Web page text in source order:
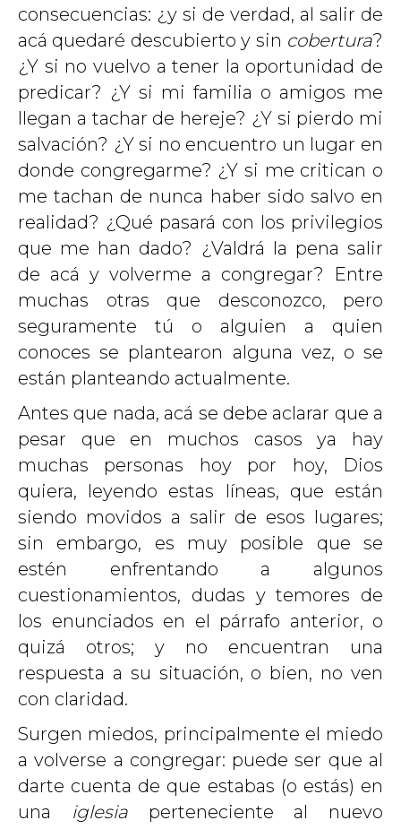
consecuencias: ¿y si de verdad, al salir de
acá quedaré descubierto y sin cobertura?
¿Y si no vuelvo a tener la oportunidad de
predicar? ¿Y si mi familia o amigos me
llegan a tachar de hereje? ¿Y si pierdo mi
salvación? ¿Y si no encuentro un lugar en
donde congregarme? ¿Y si me critican o
me tachan de nunca haber sido salvo en
realidad? ¿Qué pasará con los privilegios
que me han dado? ¿Valdrá la pena salir
de acá y volverme a congregar? Entre
muchas otras que desconozco, pero
seguramente tú o alguien a quien
conoces se plantearon alguna vez, o se
están planteando actualmente.
Antes que nada, acá se debe aclarar que a
pesar que en muchos casos ya hay
muchas personas hoy por hoy, Dios
quiera, leyendo estas líneas, que están
siendo movidos a salir de esos lugares;
sin embargo, es muy posible que se
estén enfrentando a algunos
cuestionamientos, dudas y temores de
los enunciados en el párrafo anterior, o
quizá otros; y no encuentran una
respuesta a su situación, o bien, no ven
con claridad.
Surgen miedos, principalmente el miedo
a volverse a congregar: puede ser que al
darte cuenta de que estabas (o estás) en
una iglesiaperteneciente al nuevo